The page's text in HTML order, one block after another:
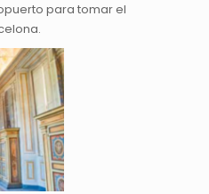
para tomar el